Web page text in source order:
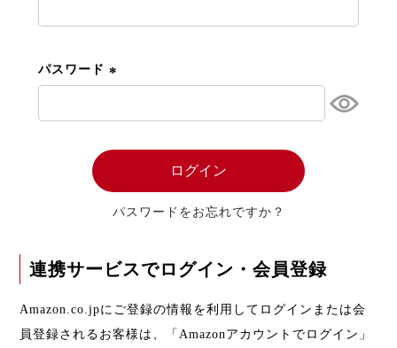
パスワード
ログイン
パスワードをお忘れですか？
連携サービスでログイン・会員登録
Amazon.co.jpにご登録の情報を利用してログインまたは会
員登録されるお客様は、「Amazonアカウントでログイン」